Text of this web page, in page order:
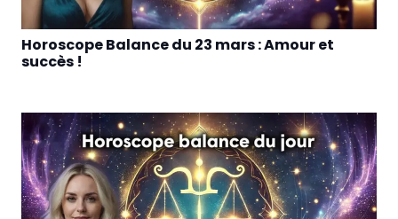
Horoscope Balance du 23 mars : Amour et
succès !